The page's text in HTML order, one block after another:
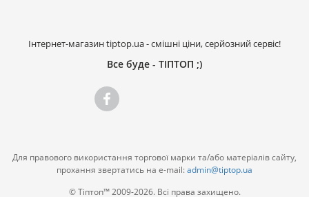
Інтернет-магазин tiptop.ua - смішні ціни, серйозний сервіс!
Все буде - ТІПТОП ;)
Для правового використання торгової марки та/або матеріалів сайту,
прохання звертатись на e-mail:admin@tiptop.ua
© Тіптоп™ 2009-2026. Всі права захищено.